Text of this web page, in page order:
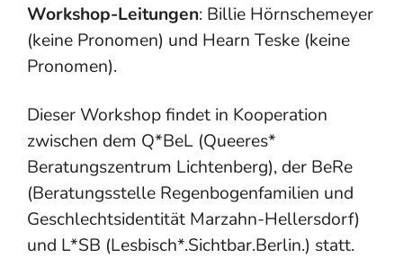
Workshop-Leitungen: Billie Hörnschemeyer
(keine Pronomen) und Hearn Teske (keine
Pronomen).
Dieser Workshop findet in Kooperation
zwischen dem Q*BeL (Queeres*
Beratungszentrum Lichtenberg), der BeRe
(Beratungs­stelle Regenbogen­familien und
Geschlechts­identität Marzahn-Hellersdorf)
und L*SB (Lesbisch*.Sichtbar.Berlin.) statt.